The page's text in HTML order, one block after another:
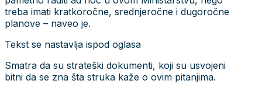
treba imati kratkoročne, srednjeročne i dugoročne
planove – naveo je.
Tekst se nastavlja ispod oglasa
Smatra da su strateški dokumenti, koji su usvojeni
bitni da se zna šta struka kaže o ovim pitanjima.